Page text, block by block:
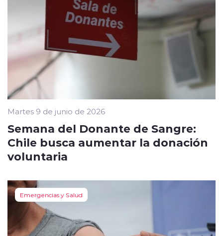
Martes 9 de junio de 2026
Semana del Donante de Sangre:
Chile busca aumentar la donación
voluntaria
Emergencias y Salud